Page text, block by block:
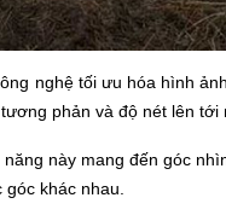
nghệ tối ưu hóa hình
phản và độ nét lên tới
năng này mang đến góc
góc khác nhau.